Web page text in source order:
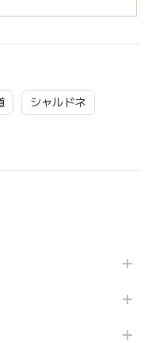
シャルドネ